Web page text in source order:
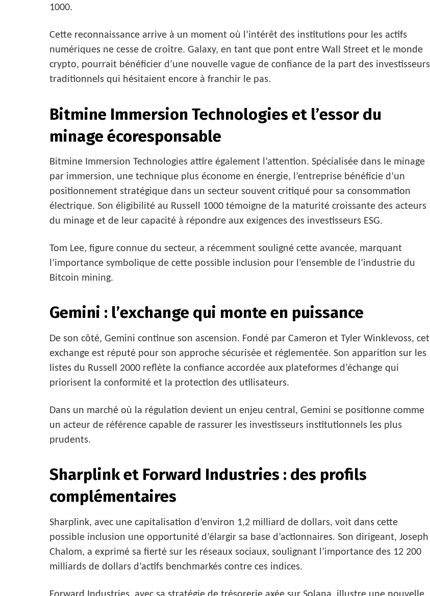
1000.
Cette reconnaissance arrive à un moment où l’intérêt des institutions pour les actifs
numériques ne cesse de croître. Galaxy, en tant que pont entre Wall Street et le monde
crypto, pourrait bénéficier d’une nouvelle vague de confiance de la part des investisseurs
traditionnels qui hésitaient encore à franchir le pas.
Bitmine Immersion Technologies et l’essor du
minage écoresponsable
Bitmine Immersion Technologies attire également l’attention. Spécialisée dans le minage
par immersion, une technique plus économe en énergie, l’entreprise bénéficie d’un
positionnement stratégique dans un secteur souvent critiqué pour sa consommation
électrique. Son éligibilité au Russell 1000 témoigne de la maturité croissante des acteurs
du minage et de leur capacité à répondre aux exigences des investisseurs ESG.
Tom Lee, figure connue du secteur, a récemment souligné cette avancée, marquant
l’importance symbolique de cette possible inclusion pour l’ensemble de l’industrie du
Bitcoin mining.
Gemini : l’exchange qui monte en puissance
De son côté, Gemini continue son ascension. Fondé par Cameron et Tyler Winklevoss, cet
exchange est réputé pour son approche sécurisée et réglementée. Son apparition sur les
listes du Russell 2000 reflète la confiance accordée aux plateformes d’échange qui
priorisent la conformité et la protection des utilisateurs.
Dans un marché où la régulation devient un enjeu central, Gemini se positionne comme
un acteur de référence capable de rassurer les investisseurs institutionnels les plus
prudents.
Sharplink et Forward Industries : des profils
complémentaires
Sharplink, avec une capitalisation d’environ 1,2 milliard de dollars, voit dans cette
possible inclusion une opportunité d’élargir sa base d’actionnaires. Son dirigeant, Joseph
Chalom, a exprimé sa fierté sur les réseaux sociaux, soulignant l’importance des 12 200
milliards de dollars d’actifs benchmarkés contre ces indices.